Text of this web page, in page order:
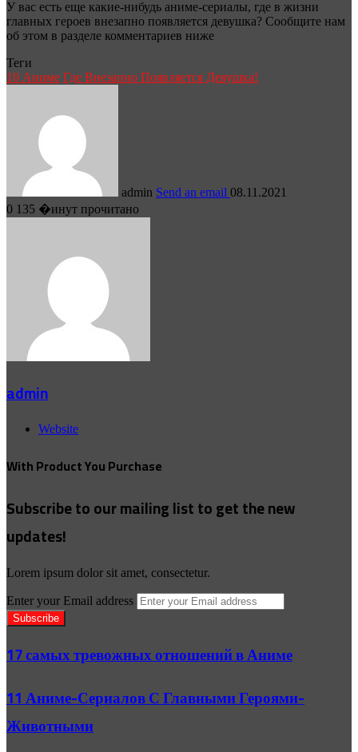
У вас есть еще какие-нибудь аниме-сериалы, где в жизни
главных героев внезапно появляется девушка? Сообщите нам
об этом в разделе комментариев ниже
Теги
10 Аниме Где Внезапно Появляется Девушка!
admin Send an email 08.11.2021
0 135 �инут прочитано
admin
Website
With Product You Purchase
Subscribe to our mailing list to get the new
updates!
Lorem ipsum dolor sit amet, consectetur.
Enter your Email address
17 самых тревожных отношений в Аниме
11 Аниме-Сериалов С Главными Героями-
Животными